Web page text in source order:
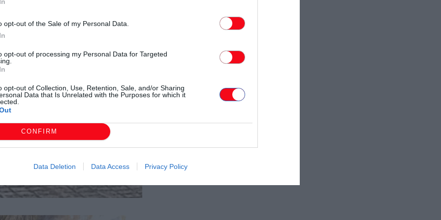
opt-out of the Sale of my Personal Data.
opt-out of processing my Personal Data for Targeted
opt-out of Collection, Use, Retention, Sale, and/or Sharing
Data that Is Unrelated with the Purposes for which it
CONFIRM
Data Deletion Data Access Privacy Policy
Το σκυλί ήταν ευτυχώς συνεργάσιμο και γι’ αυτό